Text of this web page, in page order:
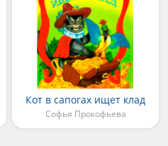
Кот в сапогах ищет клад
Софья Прокофьева